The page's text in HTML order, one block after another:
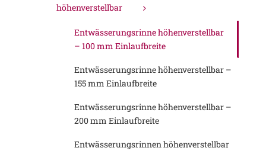
höhenverstellbar
Entwässerungsrinne höhenverstellbar
– 100 mm Einlaufbreite
Entwässerungsrinne höhenverstellbar –
155 mm Einlaufbreite
Entwässerungsrinne höhenverstellbar –
200 mm Einlaufbreite
Entwässerungsrinnen höhenverstellbar